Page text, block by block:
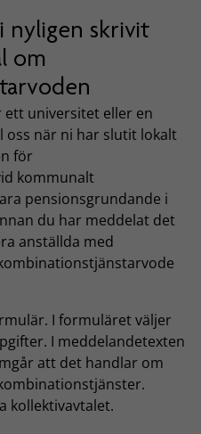
nyligen skrivit
om
universitet eller en
oss när ni har slutit lokalt
för
kommunalt
pensionsgrundande i
du har meddelat det
anställda med
I formuläret väljer
I meddelandetexten
att det handlar om
kollektivavtalet.